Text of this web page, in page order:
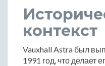
контекст
Vauxhall Astra был
1991 год, что делает